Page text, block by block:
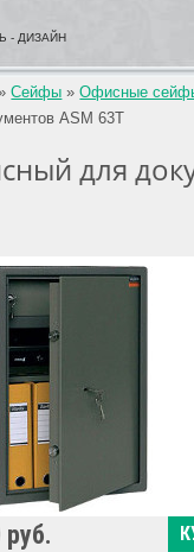
- ДИЗАЙН
Сейфы »Офисные
ASM 63T
для
руб.